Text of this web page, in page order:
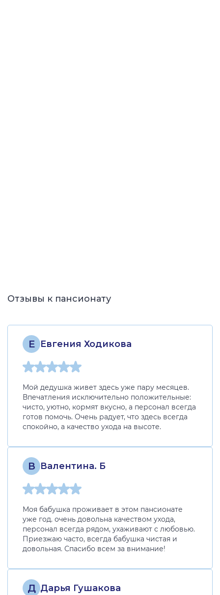
Отзывы к пансионату
Е Евгения Ходикова
Мой дедушка живет здесь уже пару месяцев.
Впечатления исключительно положительные:
чисто, уютно, кормят вкусно, а персонал всегда
готов помочь. Очень радует, что здесь всегда
спокойно, а качество ухода на высоте.
В Валентина. Б
Моя бабушка проживает в этом пансионате
уже год. очень довольна качеством ухода,
персонал всегда рядом, ухаживают с любовью.
Приезжаю часто, всегда бабушка чистая и
довольная. Спасибо всем за внимание!
Д Дарья Гушакова